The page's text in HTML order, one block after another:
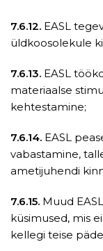
7.6.12. EASL
üldkoosolekule
7.6.13. EASL
materiaalse
kehtestamine;
7.6.14. EASL
vabastamine,
ametijuhendi
7.6.15. Muud
küsimused, mis
kellegi teise